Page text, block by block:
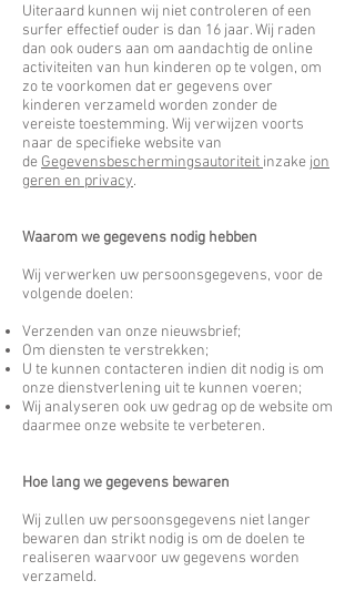
Uiteraard kunnen wij niet controleren of een
surfer effectief ouder is dan 16 jaar. Wij raden
dan ook ouders aan om aandachtig de online
activiteiten van hun kinderen op te volgen, om
zo te voorkomen dat er gegevens over
kinderen verzameld worden zonder de
vereiste toestemming. Wij verwijzen voorts
naar de specifieke website van
de Gegevensbeschermingsautoriteit inzake jon
geren en privacy.
Waarom we gegevens nodig hebben
Wij verwerken uw persoonsgegevens, voor de
volgende doelen:
Verzenden van onze nieuwsbrief;
Om diensten te verstrekken;
U te kunnen contacteren indien dit nodig is om
onze dienstverlening uit te kunnen voeren;
Wij analyseren ook uw gedrag op de website om
daarmee onze website te verbeteren.
Hoe lang we gegevens bewaren
Wij zullen uw persoonsgegevens niet langer
bewaren dan strikt nodig is om de doelen te
realiseren waarvoor uw gegevens worden
verzameld.